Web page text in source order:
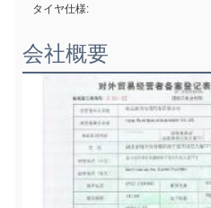
タイヤ仕様:
会社概要